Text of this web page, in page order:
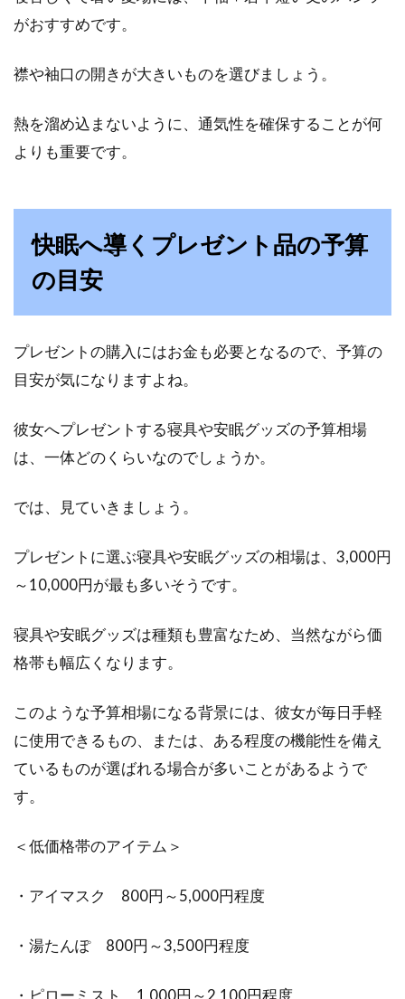
がおすすめです。
襟や袖口の開きが大きいものを選びましょう。
熱を溜め込まないように、通気性を確保することが何
よりも重要です。
快眠へ導くプレゼント品の予算
の目安
プレゼントの購入にはお金も必要となるので、予算の
目安が気になりますよね。
彼女へプレゼントする寝具や安眠グッズの予算相場
は、一体どのくらいなのでしょうか。
では、見ていきましょう。
プレゼントに選ぶ寝具や安眠グッズの相場は、3,000円
～10,000円が最も多いそうです。
寝具や安眠グッズは種類も豊富なため、当然ながら価
格帯も幅広くなります。
このような予算相場になる背景には、彼女が毎日手軽
に使用できるもの、または、ある程度の機能性を備え
ているものが選ばれる場合が多いことがあるようで
す。
＜低価格帯のアイテム＞
・アイマスク 800円～5,000円程度
・湯たんぽ 800円～3,500円程度
・ピローミスト 1,000円～2,100円程度